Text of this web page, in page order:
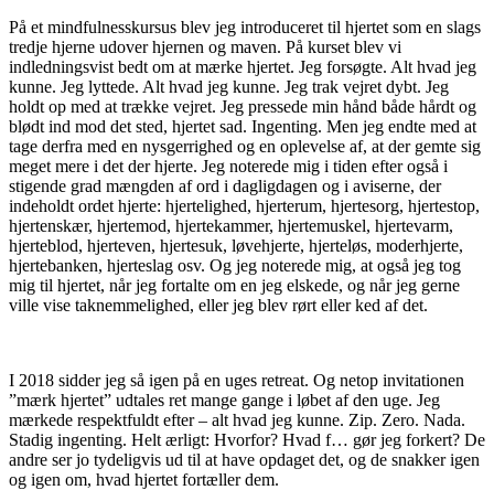
På et mindfulnesskursus blev jeg introduceret til hjertet som en slags
tredje hjerne udover hjernen og maven. På kurset blev vi
indledningsvist bedt om at mærke hjertet. Jeg forsøgte. Alt hvad jeg
kunne. Jeg lyttede. Alt hvad jeg kunne. Jeg trak vejret dybt. Jeg
holdt op med at trække vejret. Jeg pressede min hånd både hårdt og
blødt ind mod det sted, hjertet sad. Ingenting. Men jeg endte med at
tage derfra med en nysgerrighed og en oplevelse af, at der gemte sig
meget mere i det der hjerte. Jeg noterede mig i tiden efter også i
stigende grad mængden af ord i dagligdagen og i aviserne, der
indeholdt ordet hjerte: hjertelighed, hjerterum, hjertesorg, hjertestop,
hjertenskær, hjertemod, hjertekammer, hjertemuskel, hjertevarm,
hjerteblod, hjerteven, hjertesuk, løvehjerte, hjerteløs, moderhjerte,
hjertebanken, hjerteslag osv. Og jeg noterede mig, at også jeg tog
mig til hjertet, når jeg fortalte om en jeg elskede, og når jeg gerne
ville vise taknemmelighed, eller jeg blev rørt eller ked af det.
I 2018 sidder jeg så igen på en uges retreat. Og netop invitationen
”mærk hjertet” udtales ret mange gange i løbet af den uge. Jeg
mærkede respektfuldt efter – alt hvad jeg kunne. Zip. Zero. Nada.
Stadig ingenting. Helt ærligt: Hvorfor? Hvad f… gør jeg forkert? De
andre ser jo tydeligvis ud til at have opdaget det, og de snakker igen
og igen om, hvad hjertet fortæller dem.